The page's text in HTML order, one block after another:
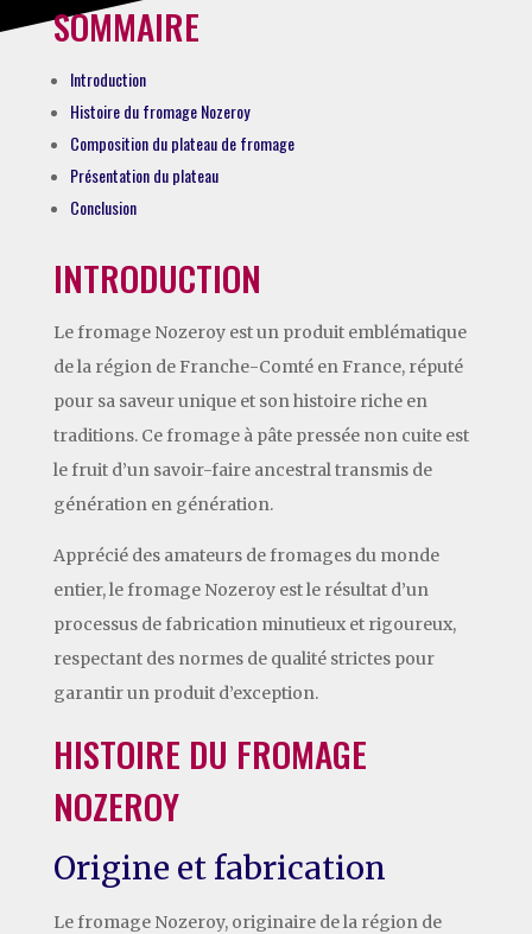
SOMMAIRE
Introduction
Histoire du fromage Nozeroy
Composition du plateau de fromage
Présentation du plateau
Conclusion
INTRODUCTION
Le fromage Nozeroy est un produit emblématique
de la région de Franche-Comté en France, réputé
pour sa saveur unique et son histoire riche en
traditions. Ce fromage à pâte pressée non cuite est
le fruit d’un savoir-faire ancestral transmis de
génération en génération.
Apprécié des amateurs de fromages du monde
entier, le fromage Nozeroy est le résultat d’un
processus de fabrication minutieux et rigoureux,
respectant des normes de qualité strictes pour
garantir un produit d’exception.
HISTOIRE DU FROMAGE
NOZEROY
Origine et fabrication
Le fromage Nozeroy, originaire de la région de